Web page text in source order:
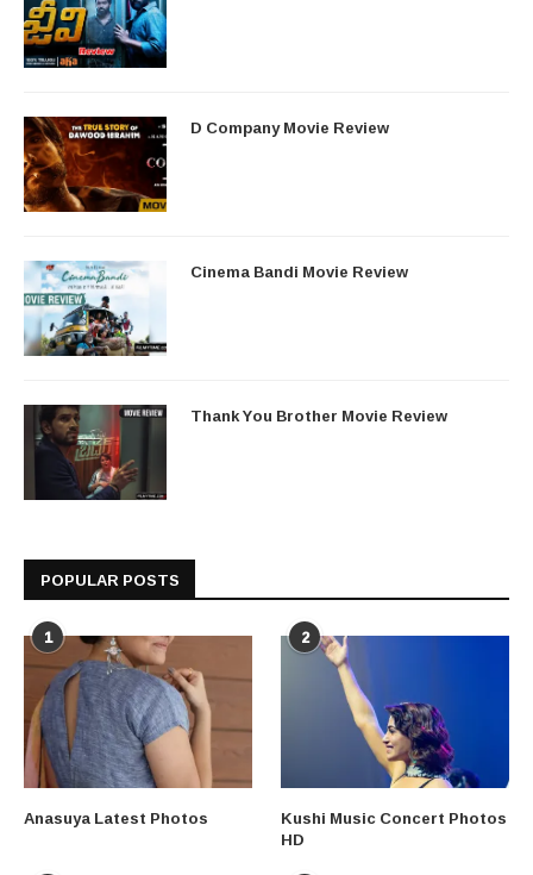
D Company Movie Review
Cinema Bandi Movie Review
Thank You Brother Movie Review
POPULAR POSTS
1
Anasuya Latest Photos
2
Kushi Music Concert Photos
HD